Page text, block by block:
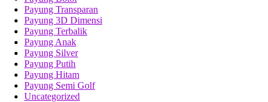
Payung Transparan
Payung 3D Dimensi
Payung Terbalik
Payung Anak
Payung Silver
Payung Putih
Payung Hitam
Payung Semi Golf
Uncategorized